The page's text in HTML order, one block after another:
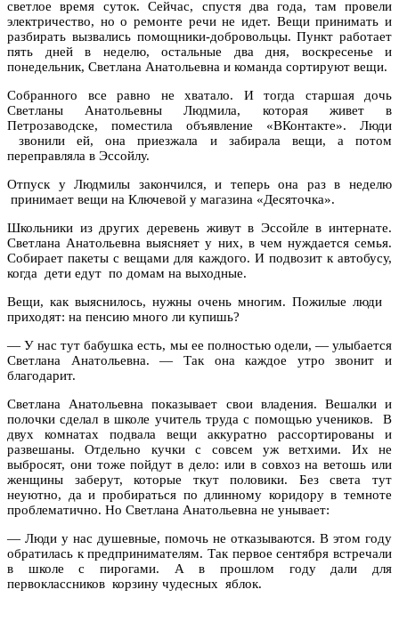
светлое время суток. Сейчас, спустя два года, там провели
электричество, но о ремонте речи не идет. Вещи принимать и
разбирать вызвались помощники-добровольцы. Пункт работает
пять дней в неделю, остальные два дня, воскресенье и
понедельник, Светлана Анатольевна и команда сортируют вещи.
Собранного все равно не хватало. И тогда старшая дочь
Светланы Анатольевны Людмила, которая живет в
Петрозаводске, поместила объявление «ВКонтакте». Люди
звонили ей, она приезжала и забирала вещи, а потом
переправляла в Эссойлу.
Отпуск у Людмилы закончился, и теперь она раз в неделю
принимает вещи на Ключевой у магазина «Десяточка».
Школьники из других деревень живут в Эссойле в интернате.
Светлана Анатольевна выясняет у них, в чем нуждается семья.
Собирает пакеты с вещами для каждого. И подвозит к автобусу,
когда дети едут по домам на выходные.
Вещи, как выяснилось, нужны очень многим. Пожилые люди
приходят: на пенсию много ли купишь?
— У нас тут бабушка есть, мы ее полностью одели, — улыбается
Светлана Анатольевна. — Так она каждое утро звонит и
благодарит.
Светлана Анатольевна показывает свои владения. Вешалки и
полочки сделал в школе учитель труда с помощью учеников. В
двух комнатах подвала вещи аккуратно рассортированы и
развешаны. Отдельно кучки с совсем уж ветхими. Их не
выбросят, они тоже пойдут в дело: или в совхоз на ветошь или
женщины заберут, которые ткут половики. Без света тут
неуютно, да и пробираться по длинному коридору в темноте
проблематично. Но Светлана Анатольевна не унывает:
— Люди у нас душевные, помочь не отказываются. В этом году
обратилась к предпринимателям. Так первое сентября встречали
в школе с пирогами. А в прошлом году дали для
первоклассников корзину чудесных яблок.